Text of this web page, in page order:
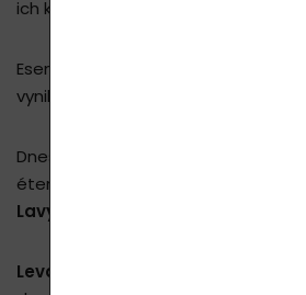
ich komplexných účinkov).
Esenciálne oleje v našich
vynikajúcu čistotu a
Dnes vám predstavíme niektoré z
éterických olejov, ktoré nájdete v
Lavylites
Levanduľa
- možno ju použiť na